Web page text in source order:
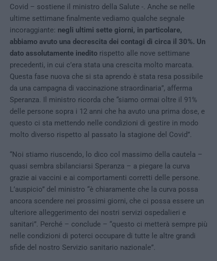
Covid – sostiene il ministro della Salute -. Anche se nelle
ultime settimane finalmente vediamo qualche segnale
incoraggiante: negli ultimi sette giorni, in particolare,
abbiamo avuto una decrescita dei contagi di circa il 30%. Un
dato assolutamente inedito rispetto alle nove settimane
precedenti, in cui c’era stata una crescita molto marcata.
Questa fase nuova che si sta aprendo è stata resa possibile
da una campagna di vaccinazione straordinaria”, afferma
Speranza. Il ministro ricorda che “siamo ormai oltre il 91%
delle persone sopra i 12 anni che ha avuto una prima dose, e
questo ci sta mettendo nelle condizioni di gestire in modo
molto diverso rispetto al passato la stagione del Covid”.
“Noi stiamo riuscendo, lo dico col massimo della cautela –
quasi sembra sbilanciarsi Speranza – a piegare la curva
grazie ai vaccini e ai comportamenti corretti delle persone.
L’auspicio” del ministro “è chiaramente che la curva possa
ancora scendere nei prossimi giorni, che ci possa essere un
ulteriore alleggerimento dei nostri servizi ospedalieri e
sanitari”. Perché – conclude – “questo ci metterà sempre più
nelle condizioni di poterci occupare di tutte le altre grandi
sfide del nostro Servizio sanitario nazionale”.